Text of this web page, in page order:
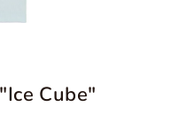
Cube"